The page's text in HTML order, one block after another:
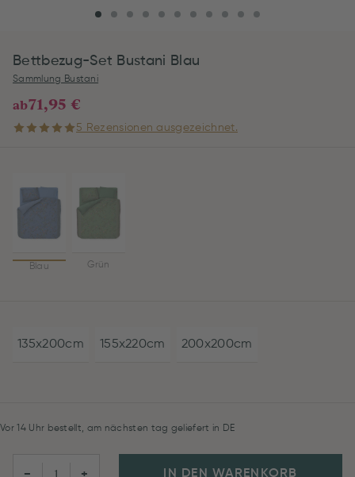
Bettbezug-Set Bustani Blau
Sammlung Bustani
ab71,95 €
5 Rezensionen ausgezeichnet.
Blau Grün
135x200cm 155x220cm 200x200cm
Vor 14 Uhr bestellt, am nächsten tag geliefert in DE
IN DEN WARENKORB